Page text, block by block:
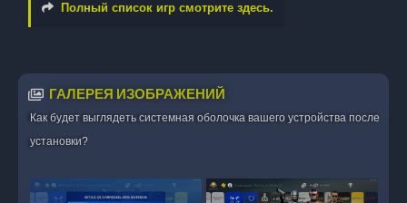
Полный список игр смотрите здесь.
ГАЛЕРЕЯ ИЗОБРАЖЕНИЙ
Как будет выглядеть системная оболочка вашего устройства после
установки?